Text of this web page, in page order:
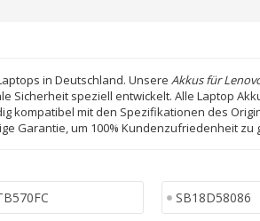
in Deutschland. Unsere Akkus für
speziell entwickelt. Alle Laptop
kompatibel mit den Spezifikationen des
Garantie, um 100% Kundenzufriedenheit zu
SB18D58086